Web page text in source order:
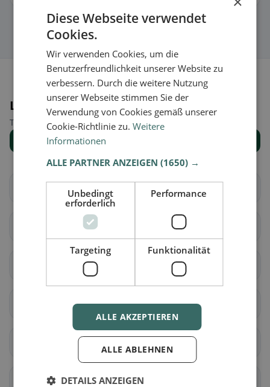
Luoghi nelle vicinanze
Trova il luogo giusto per la tua ricerca di ristoranti.
Mostra tutti i luoghi
Eggerberg
Ried-Brig
Termen
Zwischbergen Ardon
Sembrancher
Diese Webseite verwendet
Cookies.
Wir verwenden Cookies, um die
Benutzerfreundlichkeit unserer Website zu
verbessern. Durch die weitere Nutzung
unserer Webseite stimmen Sie der
Verwendung von Cookies gemäß unserer
Cookie-Richtlinie zu.Weitere
Informationen
ALLE PARTNER ANZEIGEN(1650) →
Unbedingt
erforderlich
Performance
Targeting Funktionalität
ALLE AKZEPTIEREN
ALLE ABLEHNEN
DETAILS ANZEIGEN